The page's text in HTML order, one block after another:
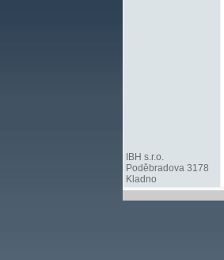
IBH s.r.o.
Poděbradova 3178
Kladno